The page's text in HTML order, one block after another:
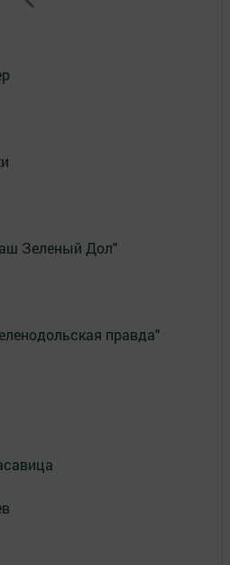
Зеленый Дол"
правда"